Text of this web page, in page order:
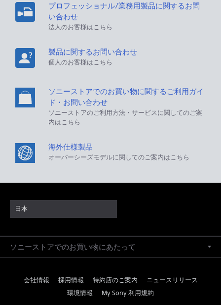
プロフェッショナル/業務用製品に関するお問
い合わせ
法人のお客様はこちら
製品に関するお問い合わせ
個人のお客様はこちら
ソニーストアでのお買い物に関するご利用ガイ
ド・お問い合わせ
ソニーストアのご利用方法・サービスに関してのご案
内はこちら
海外仕様製品
オーバーシーズモデルに関してのご案内はこちら
日本
ソニーストアでのお買い物にあたって
会社情報 採用情報 特約店のご案内
ニュースリリース
環境情報
My Sony 利用規約